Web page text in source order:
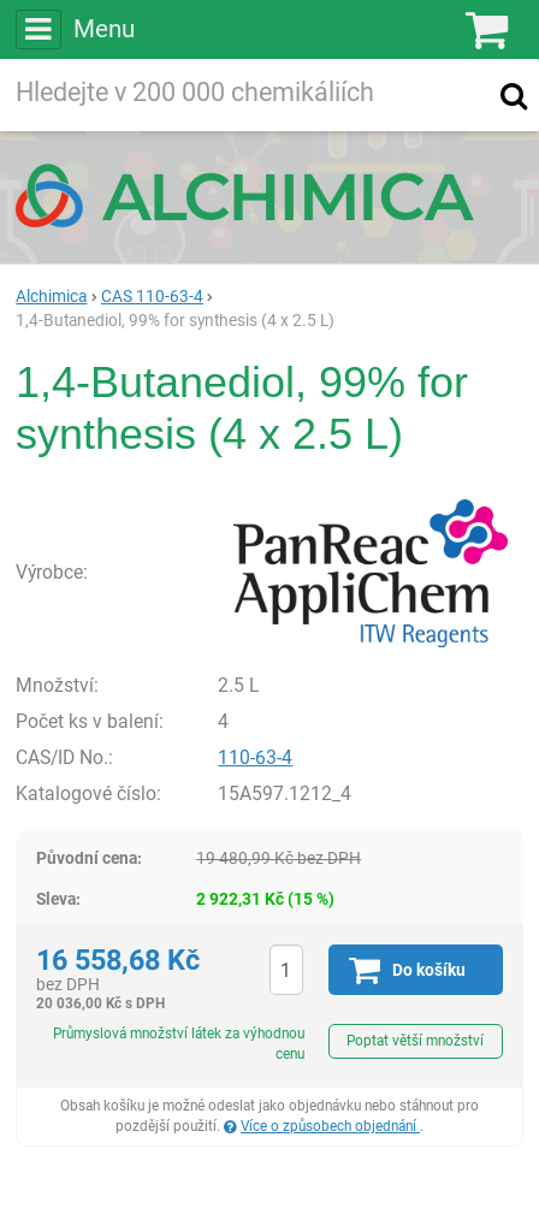
Menu
Vyhledávání
Alchimica
CAS 110-63-4
1,4-Butanediol, 99% for synthesis (4 x 2.5 L)
1,4-Butanediol, 99% for
synthesis (4 x 2.5 L)
Výrobce:
Množství:
2.5 L
Počet ks v balení:
4
CAS/ID No.:
110-63-4
Katalogové číslo:
15A597.1212_4
Původní cena: 19 480,99Kčbez DPH
Sleva: 2 922,31Kč(15%)
16 558,68 Kč
bez DPH
20 036,00 Kč s DPH
Do košíku
Průmyslová množství látek za výhodnou
cenu
Poptat větší množství
Obsah košíku je možné odeslat jako objednávku nebo stáhnout pro
pozdější použití.
Více o způsobech objednání